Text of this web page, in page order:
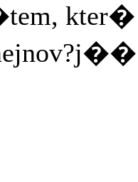
kter�